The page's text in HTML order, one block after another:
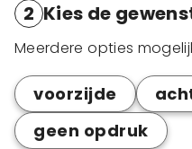
2 Kies de
Meerdere opties
voorzijde
geen opdruk